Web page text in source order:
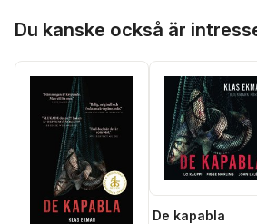
Du kanske också är
De kapabla